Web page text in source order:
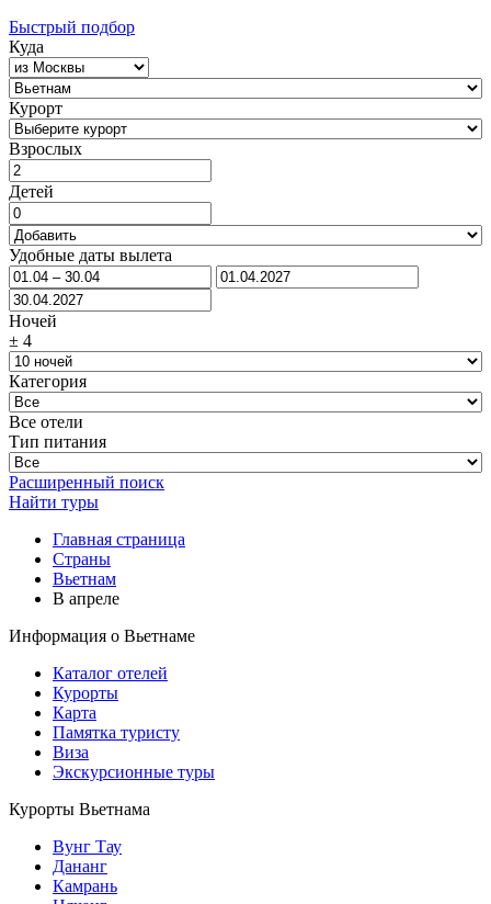
Быстрый подбор
Куда
Курорт
Взрослых
Детей
Удобные даты вылета
Ночей
± 4
Категория
Все отели
Тип питания
Расширенный поиск
Найти туры
Главная страница
Cтраны
Вьетнам
В апреле
Информация о Вьетнаме
Каталог отелей
Курорты
Карта
Памятка туристу
Виза
Экскурсионные туры
Курорты Вьетнама
Вунг Тау
Дананг
Камрань